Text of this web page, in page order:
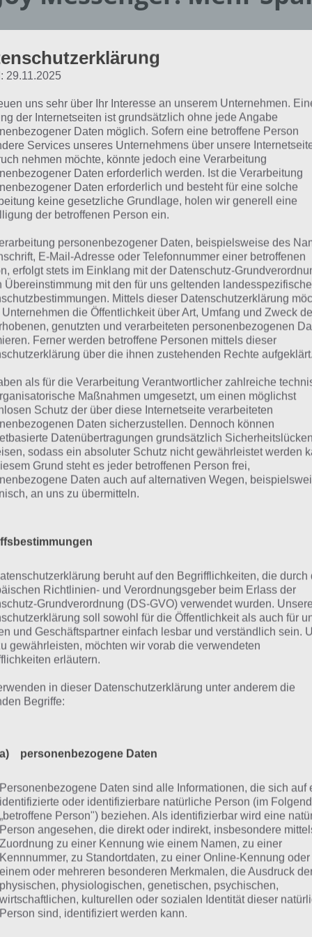
Messenger
– (c) Eco-
Soft Economic
GmbH
Im ersten Schritt musst du dich
registrieren. Wie bei WhatsApp
die Mobilfunknummer registrieren.
dass ihr die App nicht parallel auf
könnt. Der Vorteil hingegen liegt
relativ sicher gegen Missbrauch ist
Benutzernamen gemerkt werden
Nun kann man standardmäßig mit
wenn diese ebenfalls den aJoy
Über die Mobilfunknummer werden
automatisch bereitgestellt. Ebenfalls
Videos und Sprachnachrichten zu
Unterhalte deine
beim aJoy Messenger sind die Spiele, die
sind. Beispielsweise gibt es die Möglichkeit ein
dass der Freund dann lösen kann. Oder man
welche man mit Audioeffekten versehen
andere Möglichkeit bietet die Überraschung. Hier muss
Geschenk erst einmal freirubbeln. Dadurch wird hier
und der Fokus liegt nicht so sehr auf den
Spaß und Freude.
ist mit Datenschutz und
Messenger nutzt, sollte stets auch auf den Datenschutz
Schließlich sollen die Nachrichten, die man an
Dritten mitgelesen werden. Beim aJoy Messeneger
auf dem Server behalten werden und auch keine
aber schaut es mit der Sicherheit aus: Können fremde
Ist die Mobilfunknummer sicher gespeichert? All
einsehen und muss darauf hoffen, dass die Entwickler
zum aJoy Messenger
du dir einen besseren Eindruck vom aJoy Messenger
hier noch ein Video zur App, in der die zahlreichen
werden. Hier das Video:
29.11.2025
uns sehr über Ihr Interesse an unserem Unternehmen.
der Internetseiten ist grundsätzlich ohne jede Angabe
Daten möglich. Sofern eine betroffene Person
Services unseres Unternehmens über unsere
nehmen möchte, könnte jedoch eine Verarbeitung
Daten erforderlich werden. Ist die Verarbeitung
Daten erforderlich und besteht für eine solche
keine gesetzliche Grundlage, holen wir generell eine
der betroffenen Person ein.
personenbezogener Daten, beispielsweise des
E-Mail-Adresse oder Telefonnummer einer betroffenen
erfolgt stets im Einklang mit der Datenschutz-
Übereinstimmung mit den für uns geltenden
Mittels dieser Datenschutzerklärung
Unternehmen die Öffentlichkeit über Art, Umfang und Zweck
genutzten und verarbeiteten personenbezogenen
Ferner werden betroffene Personen mittels dieser
über die ihnen zustehenden Rechte aufgeklärt.
als für die Verarbeitung Verantwortlicher zahlreiche
Maßnahmen umgesetzt, um einen möglichst
Schutz der über diese Internetseite verarbeiteten
Daten sicherzustellen. Dennoch können
Datenübertragungen grundsätzlich Sicherheitslücken
sodass ein absoluter Schutz nicht gewährleistet werden
Grund steht es jeder betroffenen Person frei,
Daten auch auf alternativen Wegen,
an uns zu übermitteln.
beruht auf den Begrifflichkeiten, die durch
Richtlinien- und Verordnungsgeber beim Erlass der
Grundverordnung (DS-GVO) verwendet wurden. Unsere
soll sowohl für die Öffentlichkeit als auch für
und Geschäftspartner einfach lesbar und verständlich sein.
gewährleisten, möchten wir vorab die verwendeten
erläutern.
in dieser Datenschutzerklärung unter anderem die
Begriffe:
a) personenbezogene Daten
Personenbezogene Daten sind alle Informationen, die sich auf
identifizierte oder identifizierbare natürliche Person (im
„betroffene Person") beziehen. Als identifizierbar wird eine
Person angesehen, die direkt oder indirekt, insbesondere
Zuordnung zu einer Kennung wie einem Namen, zu einer
Kennnummer, zu Standortdaten, zu einer Online-Kennung oder
einem oder mehreren besonderen Merkmalen, die Ausdruck
physischen, physiologischen, genetischen, psychischen,
wirtschaftlichen, kulturellen oder sozialen Identität dieser
Person sind, identifiziert werden kann.